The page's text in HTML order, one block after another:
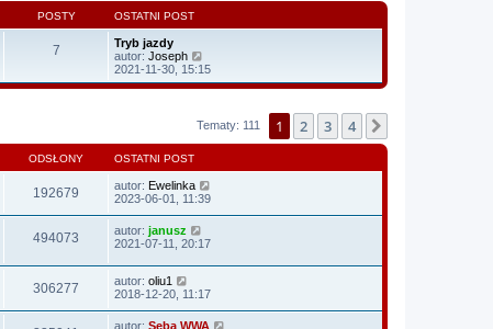
POSTY OSTATNI POST
7
Tryb jazdy
autor: Joseph
y
ś
e
t
l
a
j
n
o
s
z
y
o
2021-11-30, 15:15
Tematy: 111 1 2 3 4
ODSŁONY OSTATNI POST
192679 autor: Ewelinka
2023-06-01, 11:39
494073 autor: janusz
2021-07-11, 20:17
306277 autor: oliu1
2018-12-20, 11:17
autor: Seba WWA